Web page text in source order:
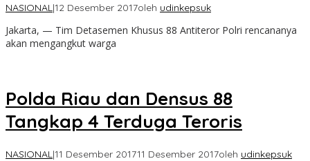
NASIONAL|12 Desember 2017oleh udinkepsuk
Jakarta, — Tim Detasemen Khusus 88 Antiteror Polri rencananya
akan mengangkut warga
Polda Riau dan Densus 88
Tangkap 4 Terduga Teroris
NASIONAL|11 Desember 201711 Desember 2017oleh udinkepsuk